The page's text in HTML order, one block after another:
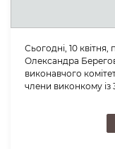
Сьогодні, 10
Олександра
виконавчого
члени виконкому із